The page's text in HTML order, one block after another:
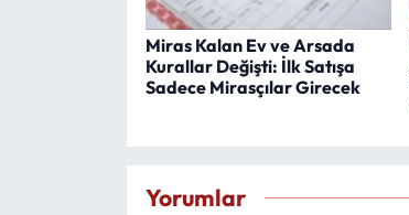
Miras Kalan Ev ve Arsada
Kurallar Değişti: İlk Satışa
Sadece Mirasçılar Girecek
Yorumlar